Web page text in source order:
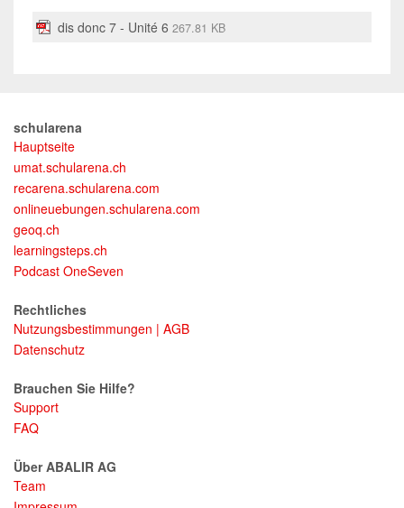
dis donc 7 - Unité 6 267.81 KB
schularena
Hauptseite
umat.schularena.ch
recarena.schularena.com
onlineuebungen.schularena.com
geoq.ch
learningsteps.ch
Podcast OneSeven
Rechtliches
Nutzungsbestimmungen | AGB
Datenschutz
Brauchen Sie Hilfe?
Support
FAQ
Über ABALIR AG
Team